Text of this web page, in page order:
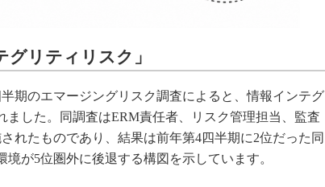
リティリスク」
期のエマージングリスク調査によると、情報インテグ
ました。同調査はERM責任者、リスク管理担当、監査
れたものであり、結果は前年第4四半期に2位だった同
が5位圏外に後退する構図を示しています。